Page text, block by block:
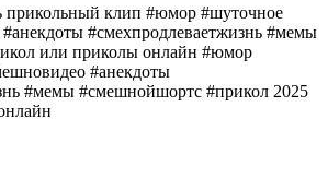
прикольный клип #юмор #шуточное
#смехпродлеваетжизнь #мемы
или приколы онлайн #юмор
#анекдоты
#мемы #смешнойшортс #прикол 2025